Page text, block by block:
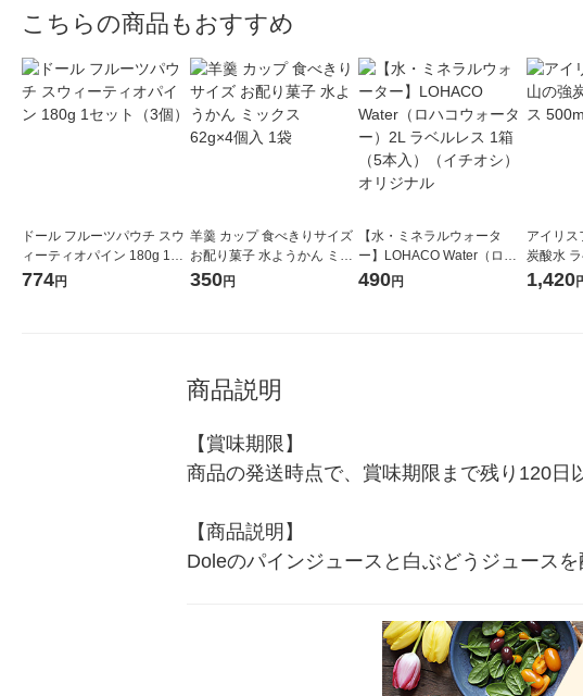
こちらの商品もおすすめ
ドール フルーツパウチ スウ
ィーティオパイン 180g 1セ
ット（3個）
774円
羊羹 カップ 食べきりサイズ
お配り菓子 水ようかん ミッ
クス 62g×4個入 1袋
350円
【水・ミネラルウォータ
ー】LOHACO Water（ロハ
コウォーター）2L ラベルレ
490円
アイリス
炭酸水
箱（24本
1,420
商品説明
【賞味期限】
商品の発送時点で、賞味期限まで残り120日
【商品説明】
Doleのパインジュースと白ぶどうジュース